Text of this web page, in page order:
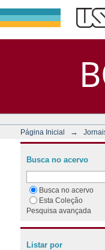
Página Inicial →
Busca no acervo
Busca no acervo
Esta Coleção
Pesquisa avançada
Listar por